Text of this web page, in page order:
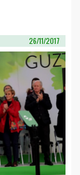
26/11/2017